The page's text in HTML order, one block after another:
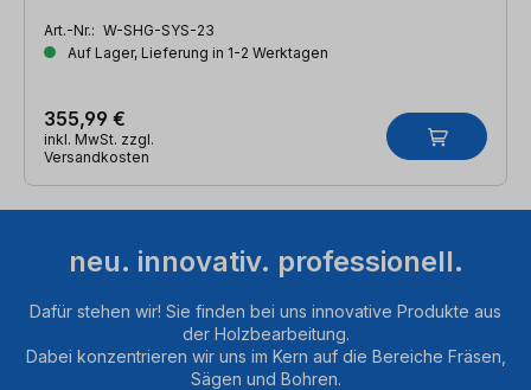
Art.-Nr.: W-SHG-SYS-23
Auf Lager, Lieferung in 1-2 Werktagen
355,99 €
inkl. MwSt. zzgl.
Versandkosten
neu. innovativ. professionell.
Dafür stehen wir! Sie finden bei uns innovative Produkte aus
der Holzbearbeitung.
Dabei konzentrieren wir uns im Kern auf die Bereiche Fräsen,
Sägen und Bohren.